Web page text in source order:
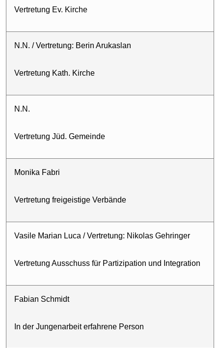
Vertretung Ev. Kirche
N.N. / Vertretung: Berin Arukaslan
Vertretung Kath. Kirche
N.N.
Vertretung Jüd. Gemeinde
Monika Fabri
Vertretung freigeistige Verbände
Vasile Marian Luca / Vertretung: Nikolas Gehringer
Vertretung Ausschuss für Partizipation und Integration
Fabian Schmidt
In der Jungenarbeit erfahrene Person